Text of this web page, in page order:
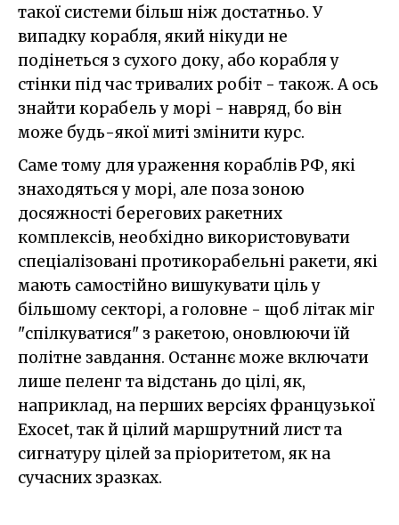
такої системи більш ніж достатньо. У
випадку корабля, який нікуди не
подінеться з сухого доку, або корабля у
стінки під час тривалих робіт - також. А ось
знайти корабель у морі - навряд, бо він
може будь-якої миті змінити курс.
Саме тому для ураження кораблів РФ, які
знаходяться у морі, але поза зоною
досяжності берегових ракетних
комплексів, необхідно використовувати
спеціалізовані протикорабельні ракети, які
мають самостійно вишукувати ціль у
більшому секторі, а головне - щоб літак міг
"спілкуватися" з ракетою, оновлюючи їй
політне завдання. Останнє може включати
лише пеленг та відстань до цілі, як,
наприклад, на перших версіях французької
Exocet, так й цілий маршрутний лист та
сигнатуру цілей за пріоритетом, як на
сучасних зразках.